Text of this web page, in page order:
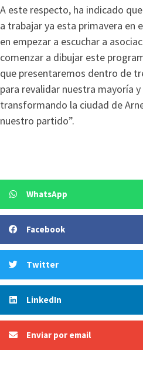
A este respecto, ha indicado
a trabajar ya esta primavera en
en empezar a escuchar a
comenzar a dibujar este
que presentaremos dentro de
para revalidar nuestra mayoría
transformando la ciudad de
nuestro partido”.
WhatsApp
Facebook
Twitter
LinkedIn
Enviar por email